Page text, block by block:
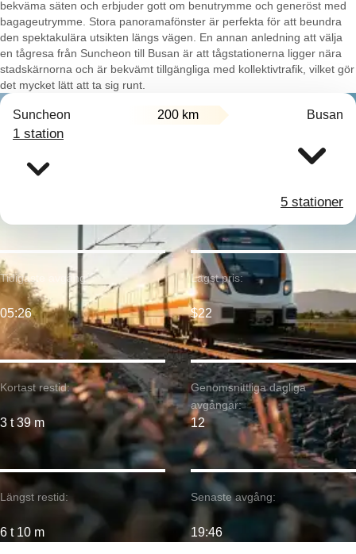
bekväma säten och erbjuder gott om benutrymme och generöst med
bagageutrymme. Stora panoramafönster är perfekta för att beundra
den spektakulära utsikten längs vägen. En annan anledning att välja
en tågresa från Suncheon till Busan är att tågstationerna ligger nära
stadskärnorna och är bekvämt tillgängliga med kollektivtrafik, vilket gör
det mycket lätt att ta sig runt.
Suncheon 200 km Busan
1 station
5 stationer
Kortast restid:
3 t 39 m
Tidigaste avgång:
05:26
Längst restid:
6 t 10 m
Lägst pris:
$22
Genomsnittliga dagliga
avgångar:
12
Senaste avgång:
19:46